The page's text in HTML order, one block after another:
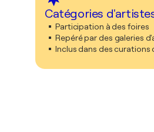
Catégories
Participation à des foires
Repéré par des galeries
Inclus dans des curations